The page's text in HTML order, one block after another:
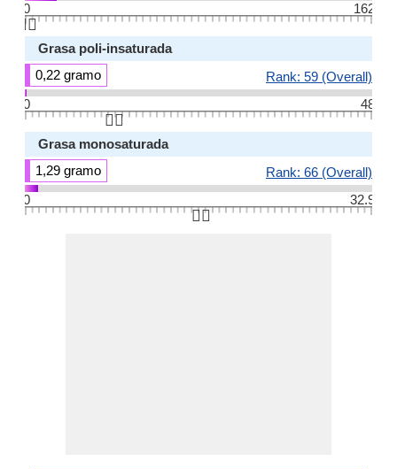
0
162
👆🏻
Grasa poli-insaturada
0,22 gramo
Rank: 59 (Overall)
0
48
👆🏻
Grasa monosaturada
1,29 gramo
Rank: 66 (Overall)
0
32.9
👆🏻